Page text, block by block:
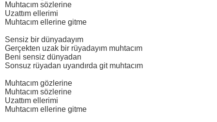
Muhtacım sözlerine
Uzattım ellerimi
Muhtacım ellerine gitme
Sensiz bir dünyadayım
Gerçekten uzak bir rüyadayım muhtacım
Beni sensiz dünyadan
Sonsuz rüyadan uyandırda git muhtacım
Muhtacım gözlerine
Muhtacım sözlerine
Uzattım ellerimi
Muhtacım ellerine gitme